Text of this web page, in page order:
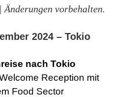
Änderungen vorbehalten.
2024 – Tokio
nach Tokio
Reception mit
Food Sector